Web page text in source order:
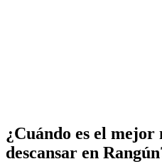
¿Cuándo es el mejor
descansar en